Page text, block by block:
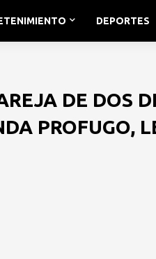
DEPORTES
DE DOS
PROFUGO,